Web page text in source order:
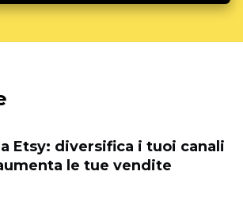
Etsy: diversifica i tuoi canali
le tue vendite